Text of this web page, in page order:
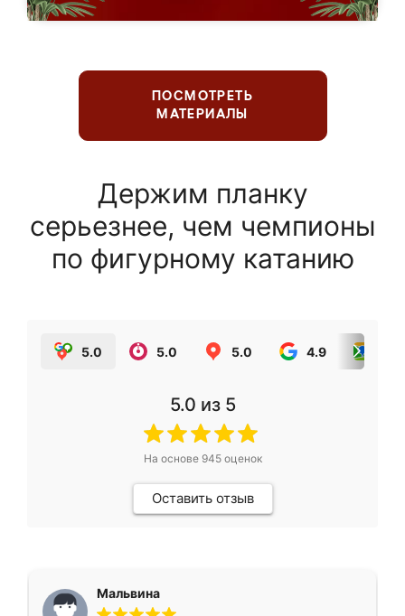
ПОСМОТРЕТЬ
МАТЕРИАЛЫ
Держим планку
серьезнее, чем чемпионы
по фигурному катанию
5.0 5.0 5.0 4.9
5.0 из 5
На основе 945оценок
Оставить отзыв
Мальвина